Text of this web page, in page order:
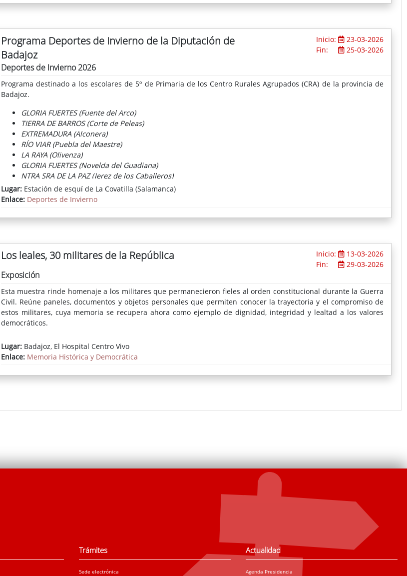
Programa Deportes de Invierno de la Diputación de
Badajoz
Inicio:
23-03-2026
Fin:
25-03-2026
Deportes de Invierno 2026
Programa destinado a los escolares de 5º de Primaria de los Centro Rurales Agrupados (CRA) de la provincia de
Badajoz.
GLORIA FUERTES (Fuente del Arco)
TIERRA DE BARROS (Corte de Peleas)
EXTREMADURA (Alconera)
RÍO VIAR (Puebla del Maestre)
LA RAYA (Olivenza)
GLORIA FUERTES (Novelda del Guadiana)
NTRA SRA DE LA PAZ (Jerez de los Caballeros)
Estas actividades son una excelente oportunidad para que los escolares de las zonas rurales de la provincia de
Badajoz descubran los deportes de invierno de manera segura y divertida. Se trata de deportes que son
difícilmente accesibles para la mayoría y que suponen en muchos casos la primera experiencia con la nieve y con
Lugar:Estación de esquí de La Covatilla (Salamanca)
Enlace: Deportes de Invierno
Los leales, 30 militares de la República Inicio:
13-03-2026
Fin:
29-03-2026
Exposición
Esta muestra rinde homenaje a los militares que permanecieron fieles al orden constitucional durante la Guerra
Civil. Reúne paneles, documentos y objetos personales que permiten conocer la trayectoria y el compromiso de
estos militares, cuya memoria se recupera ahora como ejemplo de dignidad, integridad y lealtad a los valores
democráticos.
Lugar:Badajoz, El Hospital Centro Vivo
Enlace: Memoria Histórica y Democrática
Trámites
Sede electrónica
Actualidad
Agenda Presidencia